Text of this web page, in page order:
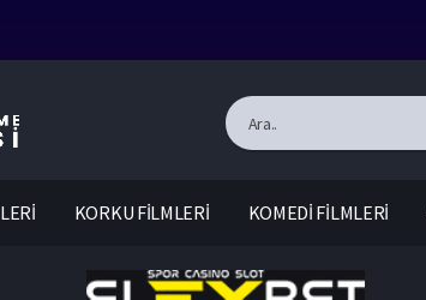
KORKU FİLMLERİ KOMEDİ FİLMLERİ